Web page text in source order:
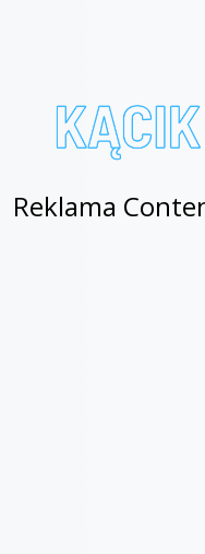
Reklama